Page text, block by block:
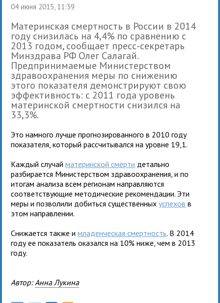
04 июня 2015, 11:39
Материнская смертность в России в 2014
году снизилась на 4,4% по сравнению с
2013 годом, сообщает пресс-секретарь
Минздрава РФ Олег Салагай.
Предпринимаемые Министерством
здравоохранения меры по снижению
этого показателя демонстрируют свою
эффективность: с 2011 года уровень
материнской смертности снизился на
33,3%.
Это намного лучше прогнозированного в 2010 году
показателя, который рассчитывался на уровне 19,1.
Каждый случайматеринской смерти детально
разбирается Министерством здравоохранения, и по
итогам анализа всем регионам направляются
соответствующие методические рекомендации. Эти
меры и позволили добиться существенныхуспехов в
этом направлении.
Снижается также имладенческая смертность. В 2014
году ее показатель оказался на 10% ниже, чем в 2013
году.
Автор: Анна Лукина